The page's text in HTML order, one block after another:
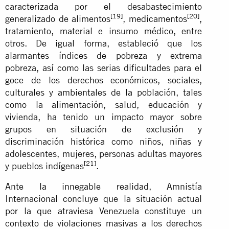
caracterizada por el desabastecimiento
generalizado de alimentos[19], medicamentos[20],
tratamiento, material e insumo médico, entre
otros. De igual forma, estableció que los
alarmantes índices de pobreza y extrema
pobreza, así como las serias dificultades para el
goce de los derechos económicos, sociales,
culturales y ambientales de la población, tales
como la alimentación, salud, educación y
vivienda, ha tenido un impacto mayor sobre
grupos en situación de exclusión y
discriminación histórica como niños, niñas y
adolescentes, mujeres, personas adultas mayores
y pueblos indígenas[21].
Ante la innegable realidad, Amnistía
Internacional concluye que la situación actual
por la que atraviesa Venezuela constituye un
contexto de violaciones masivas a los derechos